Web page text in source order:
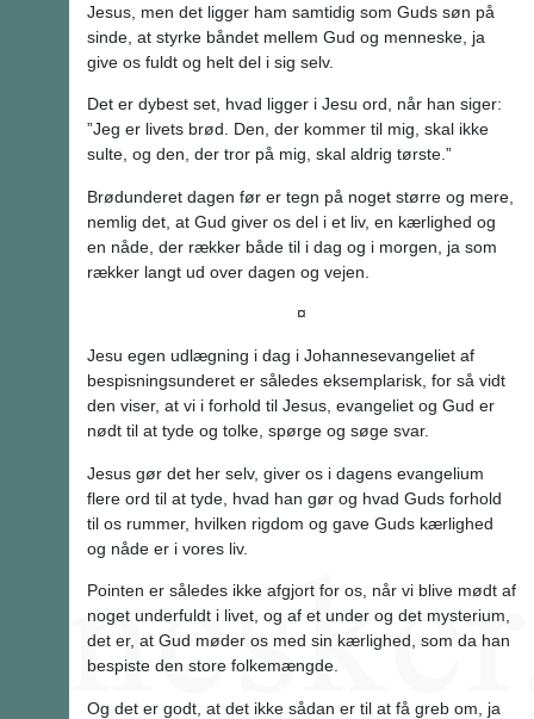
Jesus, men det ligger ham samtidig som Guds søn på
sinde, at styrke båndet mellem Gud og menneske, ja
give os fuldt og helt del i sig selv.
Det er dybest set, hvad ligger i Jesu ord, når han siger:
”Jeg er livets brød. Den, der kommer til mig, skal ikke
sulte, og den, der tror på mig, skal aldrig tørste.”
Brødunderet dagen før er tegn på noget større og mere,
nemlig det, at Gud giver os del i et liv, en kærlighed og
en nåde, der rækker både til i dag og i morgen, ja som
rækker langt ud over dagen og vejen.
¤
Jesu egen udlægning i dag i Johannesevangeliet af
bespisningsunderet er således eksemplarisk, for så vidt
den viser, at vi i forhold til Jesus, evangeliet og Gud er
nødt til at tyde og tolke, spørge og søge svar.
Jesus gør det her selv, giver os i dagens evangelium
flere ord til at tyde, hvad han gør og hvad Guds forhold
til os rummer, hvilken rigdom og gave Guds kærlighed
og nåde er i vores liv.
Pointen er således ikke afgjort for os, når vi blive mødt af
noget underfuldt i livet, og af et under og det mysterium,
det er, at Gud møder os med sin kærlighed, som da han
bespiste den store folkemængde.
Og det er godt, at det ikke sådan er til at få greb om, ja